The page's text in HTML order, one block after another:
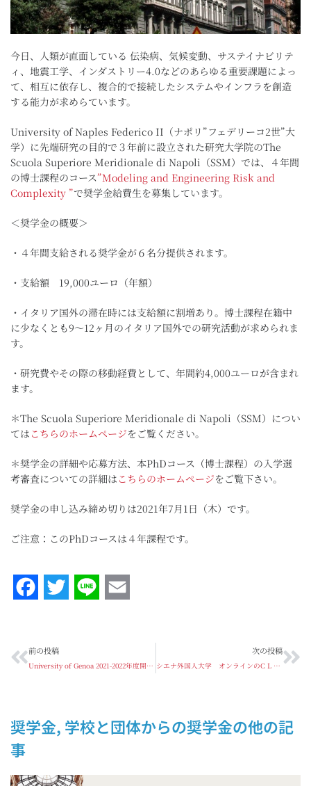
今日、人類が直面している 伝染病、気候変動、サステイナビリテ
ィ、地震工学、インダストリー4.0などのあらゆる重要課題によっ
て、相互に依存し、複合的で接続したシステムやインフラを創造
する能力が求めらています。
University of Naples Federico II（ナポリ”フェデリーコ2世”大
学）に先端研究の目的で３年前に設立された研究大学院のThe
Scuola Superiore Meridionale di Napoli（SSM）では、４年間
の博士課程のコース”Modeling and Engineering Risk and
Complexity ”で奨学金給費生を募集しています。
＜奨学金の概要＞
・４年間支給される奨学金が６名分提供されます。
・支給額 19,000ユーロ（年額）
・イタリア国外の滞在時には支給額に割増あり。博士課程在籍中
に少なくとも9〜12ヶ月のイタリア国外での研究活動が求められま
す。
・研究費やその際の移動経費として、年間約4,000ユーロが含まれ
ます。
＊The Scuola Superiore Meridionale di Napoli（SSM）につい
ては こちらのホームページをご覧ください。
＊奨学金の詳細や応募方法、本PhDコース（博士課程）の入学選
考審査についての詳細は こちらのホームページをご覧下さい。
奨学金の申し込み締め切りは2021年7月1日（木）です。
ご注意：このPhDコースは４年課程です。
Facebook
Twitter Line
前の投稿
University of Genoa 2021-2022年度開講PhDコース奨学金給費生募集のお知らせ
次の投稿
シエナ外国人大学 オンラインのC L I D遠隔イタリア語コース開講のお知らせ
奨学金, 学校と団体からの奨学金